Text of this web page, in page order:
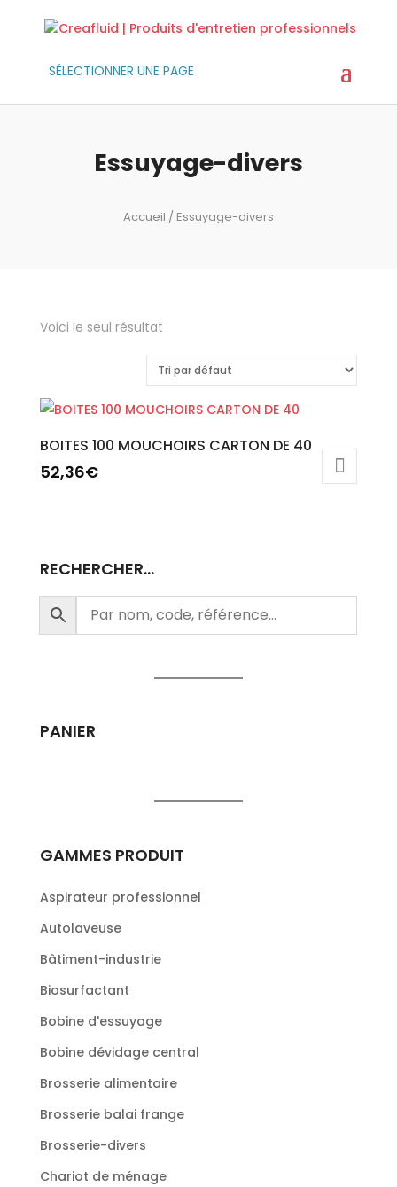
SÉLECTIONNER UNE PAGE
Essuyage-divers
Accueil / Essuyage-divers
Voici le seul résultat
BOITES 100 MOUCHOIRS CARTON DE 40
52,36€
RECHERCHER…
PANIER
GAMMES PRODUIT
Aspirateur professionnel
Autolaveuse
Bâtiment-industrie
Biosurfactant
Bobine d'essuyage
Bobine dévidage central
Brosserie alimentaire
Brosserie balai frange
Brosserie-divers
Chariot de ménage